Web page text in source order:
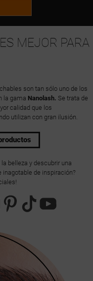
MEJOR PARA
son tan sólo uno de los
la gama Nanolash. Se trata de
calidad que los
utilizan con gran ilusión.
belleza y descubrir una
de inspiración?